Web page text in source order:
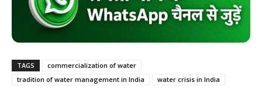
TAGS
commercialization of water
tradition of water management in India
water crisis in India